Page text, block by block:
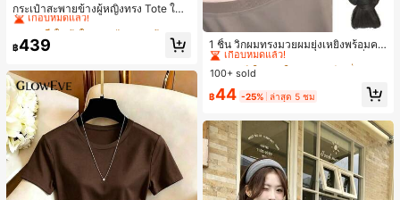
กระเป๋าสะพายข้างผู้หญิงทรง Tote ใบเ
ล็ก สไตล์วินเทจ ผิวด้าน คอลเลกชันให
ม่ฤดูร้อน 2026 สำหรับเดินทางไปทำงา
น แมตช์ง่าย
เกือบหมดแล้ว!
#1 ขายดี
เกือบหมดแล้ว!
#1 ขายดี
เกือบหมดแล้ว!
#1 ขายดี
เกือบหมดแล้ว!
฿439
1 ชิ้น วิกผมทรงมวยผมยุ่งเหยิงพร้อมคลิ
ปหนีบผม, คลิปหนีบผมสังเคราะห์ที่ได้รั
บการอัปเกรดแฟชั่น, วิกผมเส้นใยทนคว
ช้งานง่ายโดยไม่ต้องใช้เครื่องมือ, เหมา
สมบูรณ์แบบสำหรับผู้หญิง คลิปหนีบผม
คลิปหนีบผมสบายๆ แฟชั่นผม คลิปหนีบ
ผมหรูหรา ฤดูร้อน ชายหาด วันหยุด
#3 ขายดี
ใน เส้นใยสังเคราะห์ เครื่องประดับผมผู้หญิง
เกือบหมดแล้ว!
#3 ขายดี
เกือบหมดแล้ว!
#3 ขายดี
เกือบหมดแล้ว!
#3 ขายดี
ใน เส้นใยสังเคราะห์ เครื่องประดับผมผู้หญิง
เกือบหมดแล้ว!
100+ sold
฿44 -25% ล่าสุด 5 ชม